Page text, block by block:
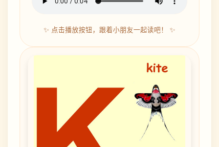
✨ 点击播放按钮，跟着小朋友一起读吧！ ✨